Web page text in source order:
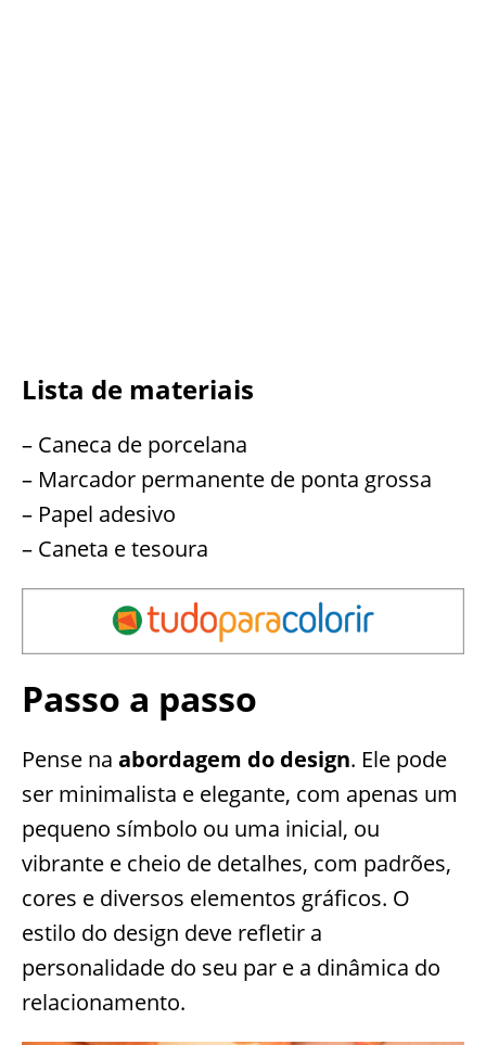
Lista de materiais
– Caneca de porcelana
– Marcador permanente de ponta grossa
– Papel adesivo
– Caneta e tesoura
Passo a passo
Pense na abordagem do design. Ele pode
ser minimalista e elegante, com apenas um
pequeno símbolo ou uma inicial, ou
vibrante e cheio de detalhes, com padrões,
cores e diversos elementos gráficos. O
estilo do design deve refletir a
personalidade do seu par e a dinâmica do
relacionamento.